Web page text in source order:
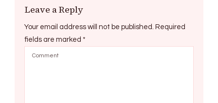
Leave a Reply
Your email address will not be published. Required
fields are marked *